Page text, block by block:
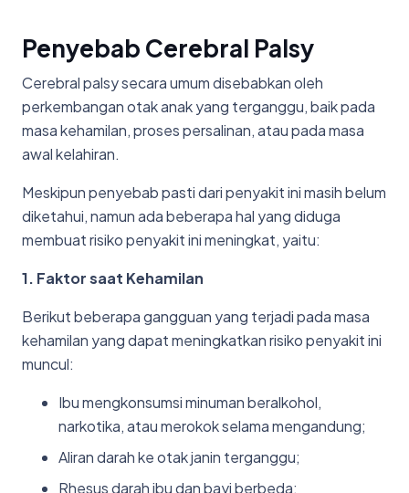
Penyebab Cerebral Palsy
Cerebral palsy secara umum disebabkan oleh
perkembangan otak anak yang terganggu, baik pada
masa kehamilan, proses persalinan, atau pada masa
awal kelahiran.
Meskipun penyebab pasti dari penyakit ini masih belum
diketahui, namun ada beberapa hal yang diduga
membuat risiko penyakit ini meningkat, yaitu:
1. Faktor saat Kehamilan
Berikut beberapa gangguan yang terjadi pada masa
kehamilan yang dapat meningkatkan risiko penyakit ini
muncul:
Ibu mengkonsumsi minuman beralkohol,
narkotika, atau merokok selama mengandung;
Aliran darah ke otak janin terganggu;
Rhesus darah ibu dan bayi berbeda;